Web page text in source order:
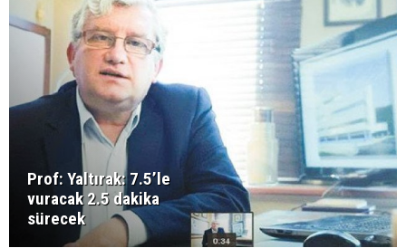
Prof: Yaltırak: 7.5’le
vuracak 2.5 dakika
sürecek